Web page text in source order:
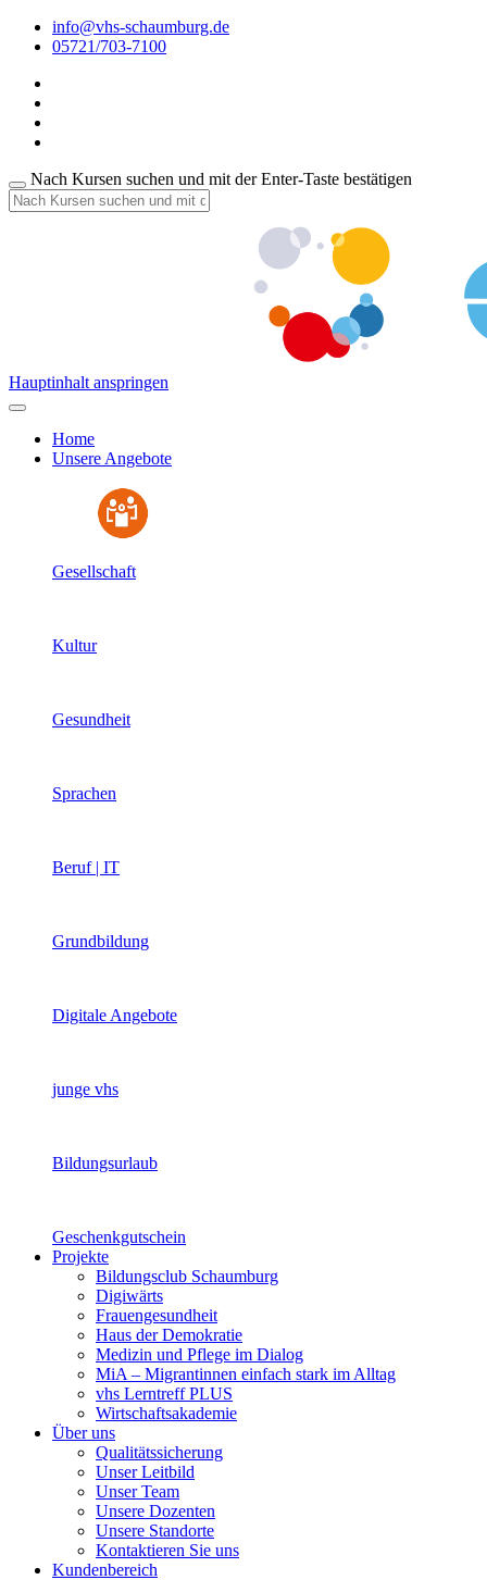
info@vhs-schaumburg.de
05721/703-7100
Nach Kursen suchen und mit der Enter-Taste bestätigen
Hauptinhalt anspringen
Home
Unsere Angebote
Gesellschaft
Kultur
Gesundheit
Sprachen
Beruf | IT
Grundbildung
Digitale Angebote
junge vhs
Bildungsurlaub
Geschenkgutschein
Projekte
Bildungsclub Schaumburg
Digiwärts
Frauengesundheit
Haus der Demokratie
Medizin und Pflege im Dialog
MiA – Migrantinnen einfach stark im Alltag
vhs Lerntreff PLUS
Wirtschaftsakademie
Über uns
Qualitätssicherung
Unser Leitbild
Unser Team
Unsere Dozenten
Unsere Standorte
Kontaktieren Sie uns
Kundenbereich